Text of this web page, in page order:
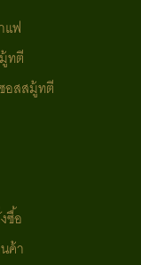
แฟ
ทตี
อสสมู้ทตี
ซื้อ
ค้า